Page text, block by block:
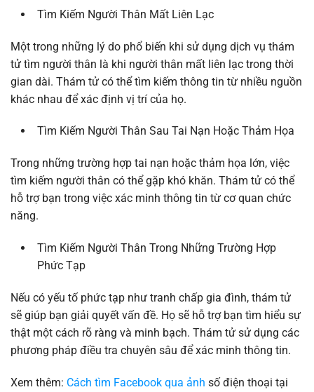
Tìm Kiếm Người Thân Mất Liên Lạc
Một trong những lý do phổ biến khi sử dụng dịch vụ thám
tử tìm người thân là khi người thân mất liên lạc trong thời
gian dài. Thám tử có thể tìm kiếm thông tin từ nhiều nguồn
khác nhau để xác định vị trí của họ.
Tìm Kiếm Người Thân Sau Tai Nạn Hoặc Thảm Họa
Trong những trường hợp tai nạn hoặc thảm họa lớn, việc
tìm kiếm người thân có thể gặp khó khăn. Thám tử có thể
hỗ trợ bạn trong việc xác minh thông tin từ cơ quan chức
năng.
Tìm Kiếm Người Thân Trong Những Trường Hợp
Phức Tạp
Nếu có yếu tố phức tạp như tranh chấp gia đình, thám tử
sẽ giúp bạn giải quyết vấn đề. Họ sẽ hỗ trợ bạn tìm hiểu sự
thật một cách rõ ràng và minh bạch. Thám tử sử dụng các
phương pháp điều tra chuyên sâu để xác minh thông tin.
Xem thêm: Cách tìm Facebook qua ảnh số điện thoại tại